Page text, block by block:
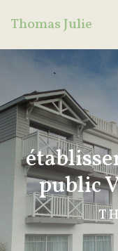
Thomas Julie
public